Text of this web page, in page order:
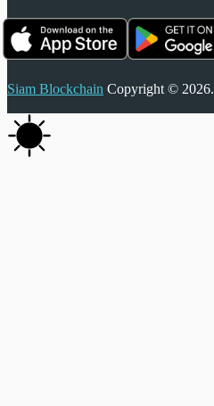
Siam Blockchain Copyright © 2026.